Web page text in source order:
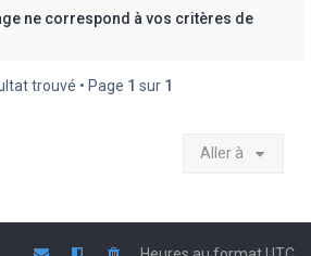
ne correspond à vos critères de
trouvé • Page 1 sur 1
Aller à